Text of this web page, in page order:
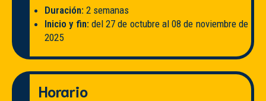
Duración: 2 semanas
Inicio y fin: del 27 de octubre al 08 de noviembre de
2025
Horario